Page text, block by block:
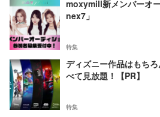
moxymill新メンバーオ
nex7」
特集
ディズニー作品はもち
べて見放題！【PR】
特集